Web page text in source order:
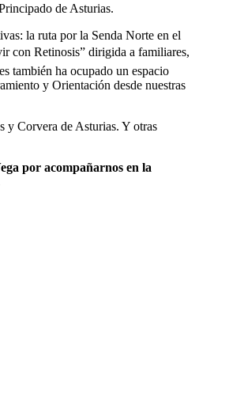
de Asturias.
la ruta por la Senda Norte en el
con Retinosis” dirigida a familiares,
también ha ocupado un espacio
y Orientación desde nuestras
y Corvera de Asturias. Y otras
por acompañarnos en la